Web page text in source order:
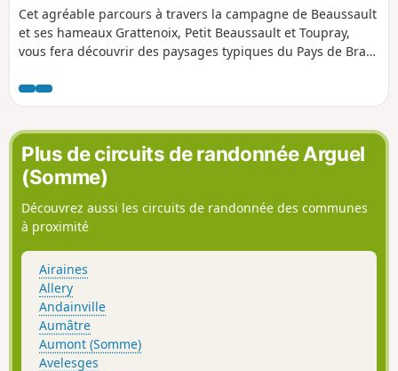
Cet agréable parcours à travers la campagne de Beaussault
et ses hameaux Grattenoix, Petit Beaussault et Toupray,
vous fera découvrir des paysages typiques du Pays de Bray,
appartenant à des particuliers comme les ruines de l'ancien
château-fort.
Plus de circuits de randonnée Arguel
(Somme)
Découvrez aussi les circuits de randonnée des communes
à proximité
Airaines
Allery
Andainville
Aumâtre
Aumont (Somme)
Avelesges